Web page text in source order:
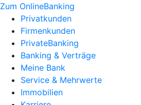
Zum OnlineBanking
Privatkunden
Firmenkunden
PrivateBanking
Banking & Verträge
Meine Bank
Service & Mehrwerte
Immobilien